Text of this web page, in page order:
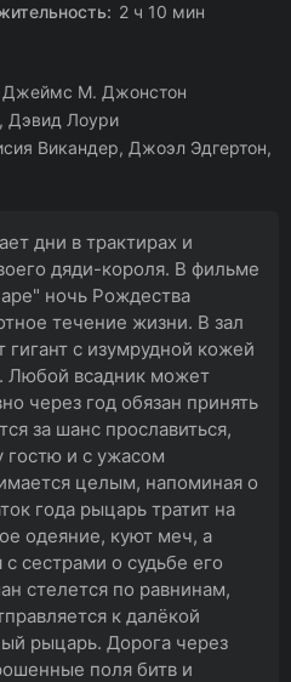
2 ч 10 мин
Джеймс М. Джонстон
Дэвид Лоури
Викандер, Джоэл Эдгертон,
дни в трактирах и
дяди-короля. В фильме
ночь Рождества
течение жизни. В зал
гигант с изумрудной кожей
Любой всадник может
через год обязан принять
за шанс прославиться,
гостю и с ужасом
целым, напоминая о
года рыцарь тратит на
одеяние, куют меч, а
сестрами о судьбе его
стелется по равнинам,
к далёкой
рыцарь. Дорога через
поля битв и